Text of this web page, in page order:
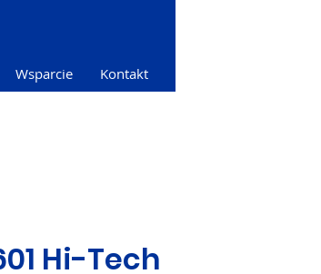
Wsparcie Kontakt
Hi-Tech